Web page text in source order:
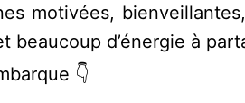
motivées,
beaucoup d’énergie à
👇